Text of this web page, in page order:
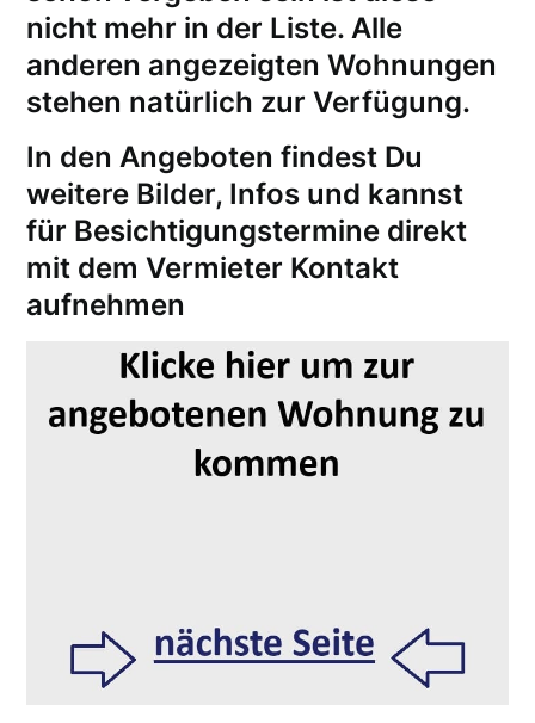
nicht mehr in der Liste. Alle
anderen angezeigten Wohnungen
stehen natürlich zur Verfügung.
In den Angeboten findest Du
weitere Bilder, Infos und kannst
für Besichtigungstermine direkt
mit dem Vermieter Kontakt
aufnehmen